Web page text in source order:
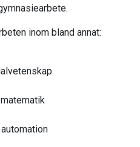
inom bland annat: